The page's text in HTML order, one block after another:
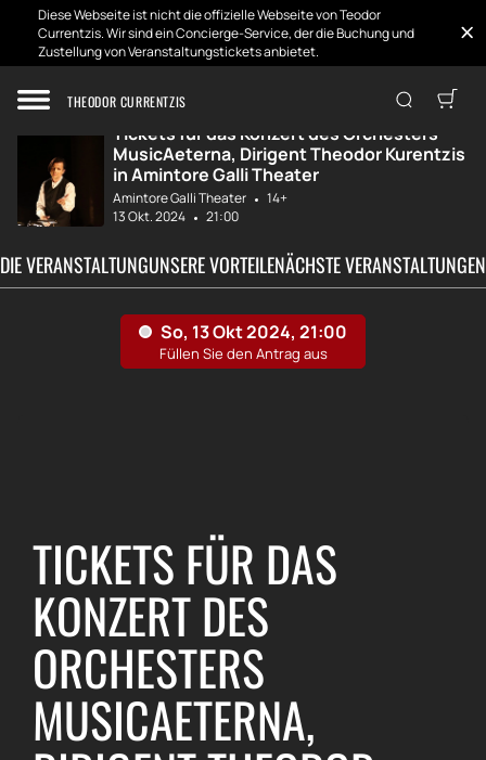
Diese Webseite ist nicht die offizielle Webseite von Teodor
Currentzis. Wir sind ein Concierge-Service, der die Buchung und
Zustellung von Veranstaltungstickets anbietet.
THEODOR CURRENTZIS
Zuhause Entwicklungen
Tickets für das Konzert des Orchesters
MusicAeterna, Dirigent Theodor Kurentzis
in Amintore Galli Theater
Amintore Galli Theater
14+
13 Okt. 2024
21:00
VERANSTALTUNGUNSERE VORTEILENÄCHSTE VERANSTALTUNGEN
TICKETS FÜR DAS
KONZERT DES
ORCHESTERS
MUSICAETERNA,